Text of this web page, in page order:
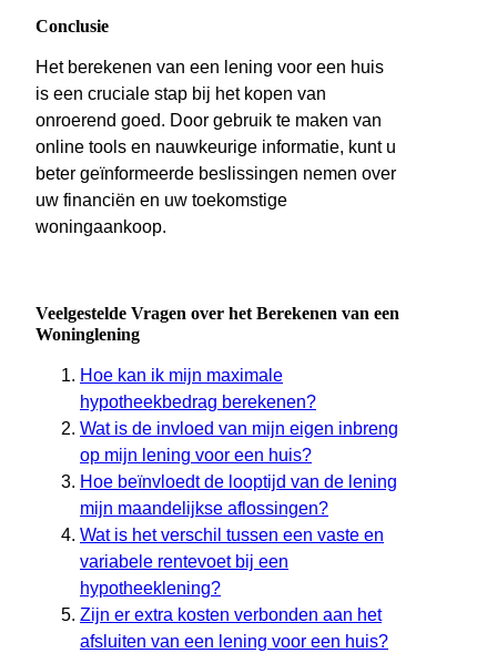
Conclusie
Het berekenen van een lening voor een huis
is een cruciale stap bij het kopen van
onroerend goed. Door gebruik te maken van
online tools en nauwkeurige informatie, kunt u
beter geïnformeerde beslissingen nemen over
uw financiën en uw toekomstige
woningaankoop.
Veelgestelde Vragen over het Berekenen van een
Woninglening
Hoe kan ik mijn maximale
hypotheekbedrag berekenen?
Wat is de invloed van mijn eigen inbreng
op mijn lening voor een huis?
Hoe beïnvloedt de looptijd van de lening
mijn maandelijkse aflossingen?
Wat is het verschil tussen een vaste en
variabele rentevoet bij een
hypotheeklening?
Zijn er extra kosten verbonden aan het
afsluiten van een lening voor een huis?